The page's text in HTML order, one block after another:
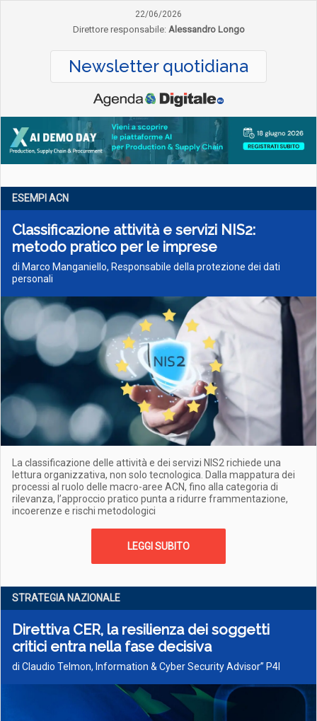
22/06/2026
Direttore responsabile: Alessandro Longo
Newsletter quotidiana
ESEMPI ACN
Classificazione attività e servizi NIS2:
metodo pratico per le imprese
di Marco Manganiello, Responsabile della protezione dei dati
personali
La classificazione delle attività e dei servizi NIS2 richiede una
lettura organizzativa, non solo tecnologica. Dalla mappatura dei
processi al ruolo delle macro-aree ACN, fino alla categoria di
rilevanza, l’approccio pratico punta a ridurre frammentazione,
incoerenze e rischi metodologici
LEGGI SUBITO
STRATEGIA NAZIONALE
Direttiva CER, la resilienza dei soggetti
critici entra nella fase decisiva
di Claudio Telmon, Information & Cyber Security Advisor” P4I